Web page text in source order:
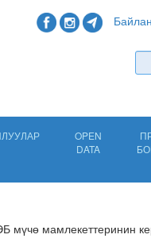
OPEN
DATA
мүчө мамлекеттеринин